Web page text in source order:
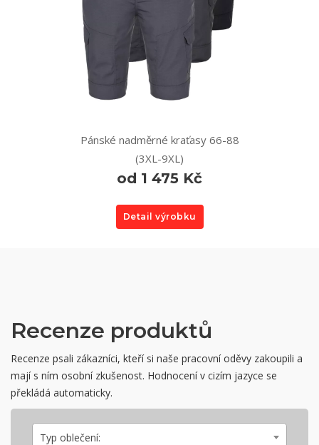
Pánské nadměrné kraťasy 66-88
(3XL-9XL)
od 1 475 Kč
Detail výrobku
Recenze produktů
Recenze psali zákazníci, kteří si naše pracovní oděvy zakoupili a
mají s ním osobní zkušenost. Hodnocení v cizím jazyce se
překládá automaticky.
Typ oblečení: